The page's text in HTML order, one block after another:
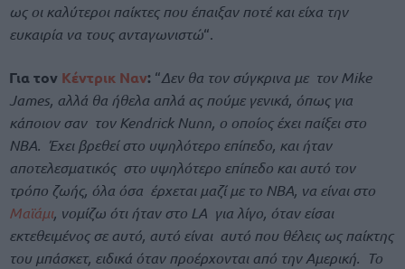
ως οι καλύτεροι παίκτες που έπαιξαν ποτέ και είχα την
ευκαιρία να τους ανταγωνιστώ“.
Για τον Κέντρικ Ναν: “Δεν θα τον σύγκρινα με τον Mike
James, αλλά θα ήθελα απλά ας πούμε γενικά, όπως για
κάποιον σαν τον Kendrick Nunn, ο οποίος έχει παίξει στο
ΝΒΑ. Έχει βρεθεί στο υψηλότερο επίπεδο, και ήταν
αποτελεσματικός στο υψηλότερο επίπεδο και αυτό τον
τρόπο ζωής, όλα όσα έρχεται μαζί με το ΝΒΑ, να είναι στο
Μαϊάμι, νομίζω ότι ήταν στο LA για λίγο, όταν είσαι
εκτεθειμένος σε αυτό, αυτό είναι αυτό που θέλεις ως παίκτης
του μπάσκετ, ειδικά όταν προέρχονται από την Αμερική. Το